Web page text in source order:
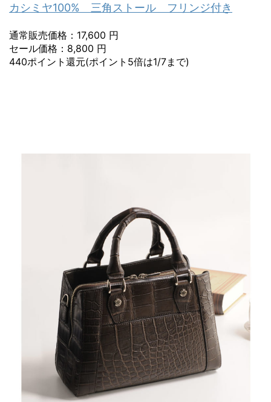
カシミヤ100% 三角ストール フリンジ付き
通常販売価格：17,600 円
セール価格：8,800 円
440ポイント還元(ポイント5倍は1/7まで)